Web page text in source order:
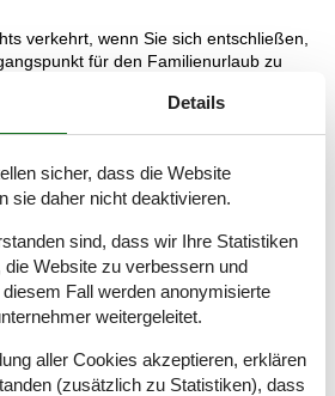
verkehrt, wenn Sie sich entschließen,
für den Familienurlaub zu
Ferienhaus für 16 Personen steht
zur Verfügung.
beliebtesten Urlaubsregionen in
Sie sich auf abwechslungsreiche Tage
Details
sicher, dass die Website
sie daher nicht deaktivieren.
sind, dass wir Ihre Statistiken
die Website zu verbessern und
Fall werden anonymisierte
weitergeleitet.
aller Cookies akzeptieren, erklären
(zusätzlich zu Statistiken), dass